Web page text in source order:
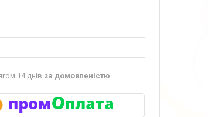
14 днів за домовленістю